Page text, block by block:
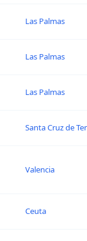
Las Palmas
Las Palmas
Las Palmas
Santa Cruz de
Valencia
Ceuta